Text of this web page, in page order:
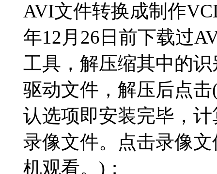
AVI文件转换成制作
年12月26日前下载过
工具，解压缩其中的识
驱动文件，解压后点击
认选项即安装完毕，
录像文件。点击录像
机观看。)；